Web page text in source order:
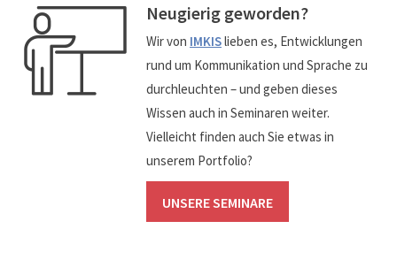
Neugierig geworden?
Wir von IMKISlieben es, Entwicklungen
rund um Kommunikation und Sprache zu
durchleuchten – und geben dieses
Wissen auch in Seminaren weiter.
Vielleicht finden auch Sie etwas in
unserem Portfolio?
UNSERE SEMINARE